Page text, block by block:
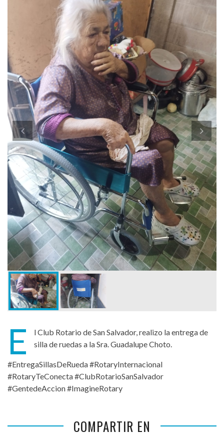
E
l Club Rotario de San Salvador, realizo la entrega de
silla de ruedas a la Sra. Guadalupe Choto.
#EntregaSillasDeRueda #RotaryInternacional
#RotaryTeConecta #ClubRotarioSanSalvador
#GentedeAccion #ImagineRotary
COMPARTIR EN